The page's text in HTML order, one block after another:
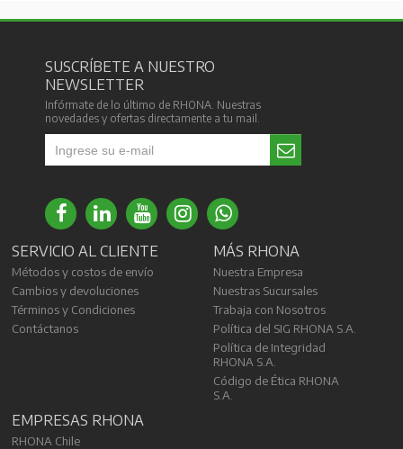
SUSCRÍBETE A NUESTRO
NEWSLETTER
Infórmate de lo último de RHONA. Nuestras
novedades y ofertas directamente a tu mail.
SERVICIO AL CLIENTE
Métodos y costos de envío
Cambios y devoluciones
Términos y Condiciones
Contáctanos
MÁS RHONA
Nuestra Empresa
Nuestras Sucursales
Trabaja con Nosotros
Política del SIG RHONA S.A.
Política de Integridad
RHONA S.A.
Código de Ética RHONA
S.A.
EMPRESAS RHONA
RHONA Chile